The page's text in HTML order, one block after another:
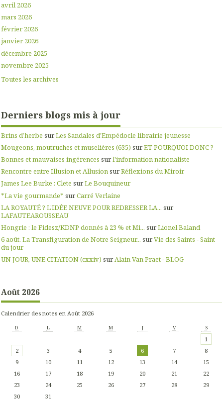
avril 2026
mars 2026
février 2026
janvier 2026
décembre 2025
novembre 2025
Toutes les archives
Derniers blogs mis à jour
Brins d’herbe surLes Sandales d'Empédocle librairie jeunesse
Mougeons, moutruches et muselières (635) surET POURQUOI DONC ?
Bonnes et mauvaises ingérences surl'information nationaliste
Rencontre entre Illusion et AllusionsurRéflexions du Miroir
James Lee Burke : Clete surLe Bouquineur
*La vie gourmande* surCarré Verlaine
LA ROYAUTÉ ? L'IDÉE NEUVE POUR REDRESSER LA... sur
LAFAUTEAROUSSEAU
Hongrie : le Fidesz/KDNP donnés à 23 % et Mi... surLionel Baland
6 août. La Transfiguration de Notre Seigneur... surVie des Saints - Saint
du jour
UN JOUR, UNE CITATION (cxxiv) surAlain Van Praet - BLOG
Août 2026
Calendrier des notes en Août 2026
D L M M J V S
1
2
3 4 5 6 7
8
9
10 11 12 13 14
15
16
17 18 19 20 21
22
23
24 25 26 27 28
29
30
31